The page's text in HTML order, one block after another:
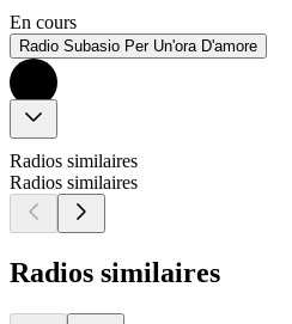
En cours
Radio Subasio Per Un'ora D'amore
Radios similaires
Radios similaires
Radios similaires